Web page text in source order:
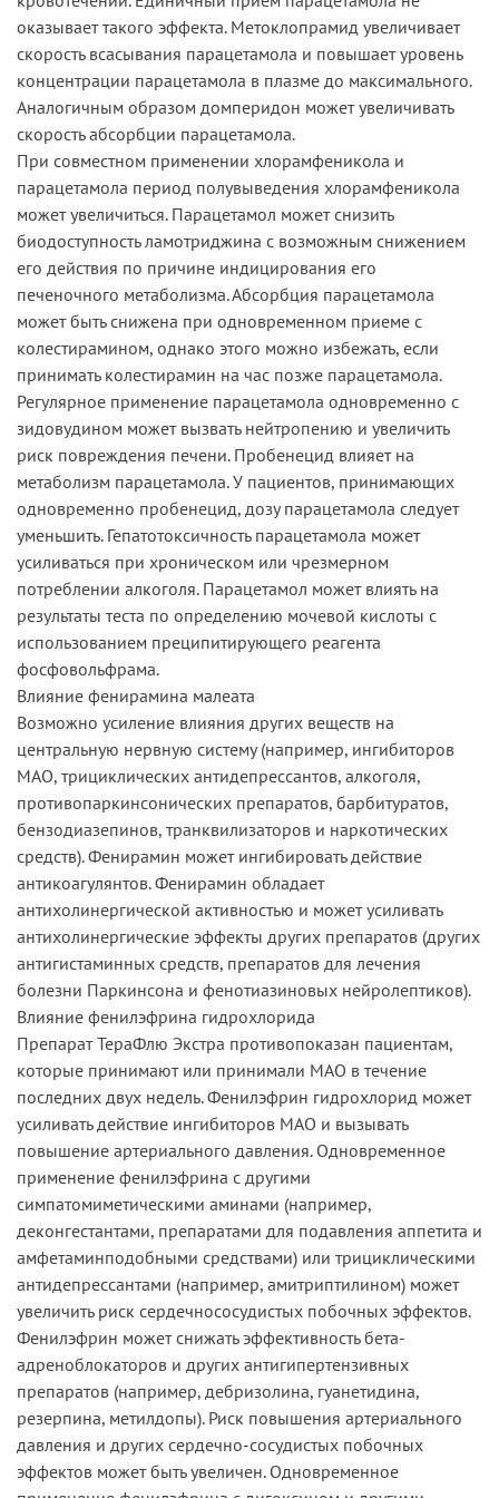
оказывает такого эффекта. Метоклопрамид увеличивает
скорость всасывания парацетамола и повышает уровень
концентрации парацетамола в плазме до максимального.
Аналогичным образом домперидон может увеличивать
скорость абсорбции парацетамола.
При совместном применении хлорамфеникола и
парацетамола период полувыведения хлорамфеникола
может увеличиться. Парацетамол может снизить
биодоступность ламотриджина с возможным снижением
его действия по причине индицирования его
печеночного метаболизма. Абсорбция парацетамола
может быть снижена при одновременном приеме с
колестирамином, однако этого можно избежать, если
принимать колестирамин на час позже парацетамола.
Регулярное применение парацетамола одновременно с
зидовудином может вызвать нейтропению и увеличить
риск повреждения печени. Пробенецид влияет на
метаболизм парацетамола. У пациентов, принимающих
одновременно пробенецид, дозу парацетамола следует
уменьшить. Гепатотоксичность парацетамола может
усиливаться при хроническом или чрезмерном
потреблении алкоголя. Парацетамол может влиять на
результаты теста по определению мочевой кислоты с
использованием преципитирующего реагента
фосфовольфрама.
Влияние фенирамина малеата
Возможно усиление влияния других веществ на
центральную нервную систему (например, ингибиторов
МАО, трициклических антидепрессантов, алкоголя,
противопаркинсонических препаратов, барбитуратов,
бензодиазепинов, транквилизаторов и наркотических
средств). Фенирамин может ингибировать действие
антикоагулянтов. Фенирамин обладает
антихолинергической активностью и может усиливать
антихолинергические эффекты других препаратов (других
антигистаминных средств, препаратов для лечения
болезни Паркинсона и фенотиазиновых нейролептиков).
Влияние фенилэфрина гидрохлорида
Препарат ТераФлю Экстра противопоказан пациентам,
которые принимают или принимали МАО в течение
последних двух недель. Фенилэфрин гидрохлорид может
усиливать действие ингибиторов МАО и вызывать
повышение артериального давления. Одновременное
применение фенилэфрина с другими
симпатомиметическими аминами (например,
деконгестантами, препаратами для подавления аппетита и
амфетаминподобными средствами) или трициклическими
антидепрессантами (например, амитриптилином) может
увеличить риск сердечнососудистых побочных эффектов.
Фенилэфрин может снижать эффективность бета-
адреноблокаторов и других антигипертензивных
препаратов (например, дебризолина, гуанетидина,
резерпина, метилдопы). Риск повышения артериального
давления и других сердечно-сосудистых побочных
эффектов может быть увеличен. Одновременное